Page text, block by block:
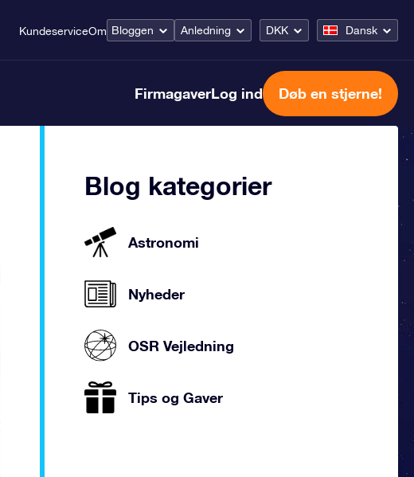
KundeserviceOm Bloggen Anledning DKK Dansk
FirmagaverLog ind Døb en stjerne!
Blog kategorier
Astronomi
Nyheder
OSR Vejledning
Tips og Gaver